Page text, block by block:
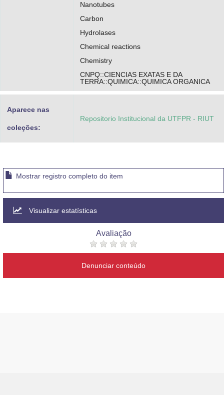
Nanotubes
Carbon
Hydrolases
Chemical reactions
Chemistry
CNPQ::CIENCIAS EXATAS E DA
TERRA::QUIMICA::QUIMICA ORGANICA
Aparece nas
coleções:
Repositorio Institucional da UTFPR - RIUT
Mostrar registro completo do item
Visualizar estatísticas
Avaliação
Denunciar conteúdo